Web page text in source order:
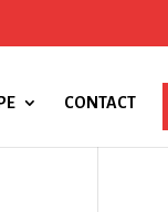
CONTACT